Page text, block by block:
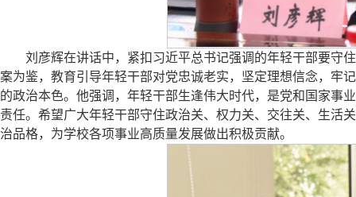
刘彦辉在讲话中，紧扣习近平总书记强调的年轻干部要守
案为鉴，教育引导年轻干部对党忠诚老实，坚定理想信念，牢
的政治本色。他强调，年轻干部生逢伟大时代，是党和国家事
责任。希望广大年轻干部守住政治关、权力关、交往关、生活
治品格，为学校各项事业高质量发展做出积极贡献。